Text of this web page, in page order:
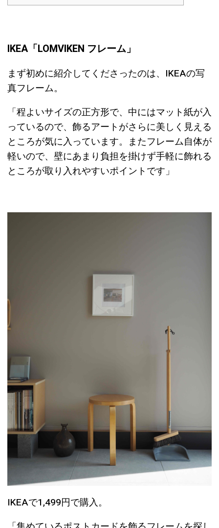
IKEA「LOMVIKEN フレーム」
まず初めに紹介してくださったのは、IKEAの写
真フレーム。
「程よいサイズの正方形で、中にはマット紙が入
っているので、飾るアートがさらに美しく見える
ところが気に入っています。またフレーム自体が
軽いので、壁にあまり負担を掛けず手軽に飾れる
ところが取り入れやすいポイントです」
IKEAで1,499円で購入。